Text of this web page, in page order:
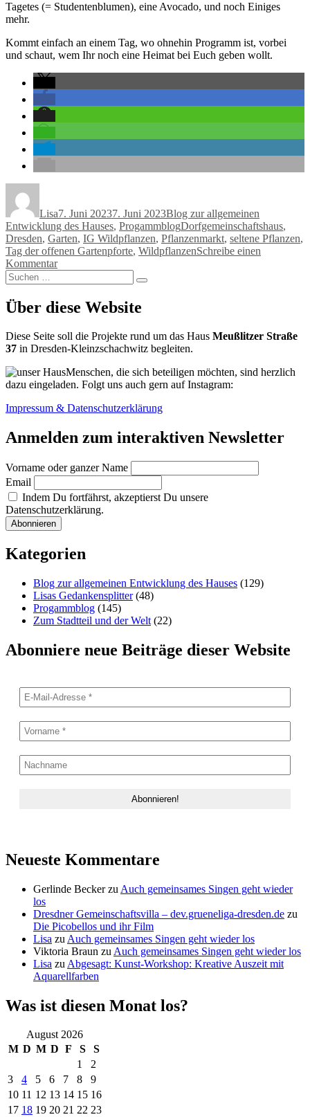
Tagetes (= Studentenblumen), eine Avocado, und noch Einiges
mehr.
Kommt einfach an einem Tag, wo ohnehin Programm ist, vorbei
und schaut, wem Ihr noch eine Heimat bei Euch geben wollt.
Lisa7. Juni 20237. Juni 2023Blog zur allgemeinen
Entwicklung des Hauses, ProgammblogSchlagwörter
Dorfgemeinschaftshaus,
Dresden, Garten, IG Wildpflanzen, Pflanzenmarkt, seltene Pflanzen,
Tag der offenen Gartenpforte, WildpflanzenSchreibe einen
Kommentarzu
vom
Tag
der
Gartenpforte
Suchen
nach:
Suchen
Über diese Website
Diese Seite soll die Projekte rund um das Haus Meußlitzer Straße
37 in Dresden-Kleinzschachwitz begleiten.
Menschen, die sich beteiligen möchten, sind herzlich
dazu eingeladen. Folgt uns auch gern auf Instagram:
Impressum & Datenschutzerklärung
Anmelden zum interaktiven Newsletter
Vorname oder ganzer Name
Email
Indem Du fortfährst, akzeptierst Du unsere
Datenschutzerklärung.
Kategorien
Blog zur allgemeinen Entwicklung des Hauses (129)
Lisas Gedankensplitter(48)
Progammblog (145)
Zum Stadtteil und der Welt (22)
Abonniere neue Beiträge dieser Website
Neueste Kommentare
Gerlinde Beckerzu Auch gemeinsames Singen geht wieder
los
Dresdner Gemeinschaftsvilla – dev.grueneliga-dresden.de zu
Die Picobellos und ihr Film
Lisa zu Auch gemeinsames Singen geht wieder los
Viktoria Braun zu Auch gemeinsames Singen geht wieder los
Lisa zu Abgesagt: Kunst-Workshop: Kreative Auszeit mit
Aquarellfarben
Was ist diesen Monat los?
August 2026
M D M D F S
S
1
2
3
4 5 6 7 8
9
10 11 12 13 14 15 16
17 18 19 20 21 22 23